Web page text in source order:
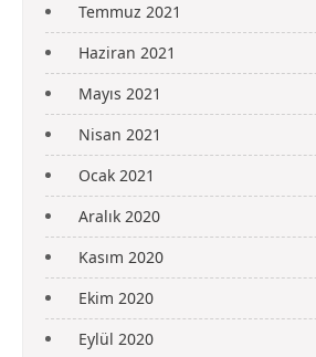
Temmuz 2021
Haziran 2021
Mayıs 2021
Nisan 2021
Ocak 2021
Aralık 2020
Kasım 2020
Ekim 2020
Eylül 2020